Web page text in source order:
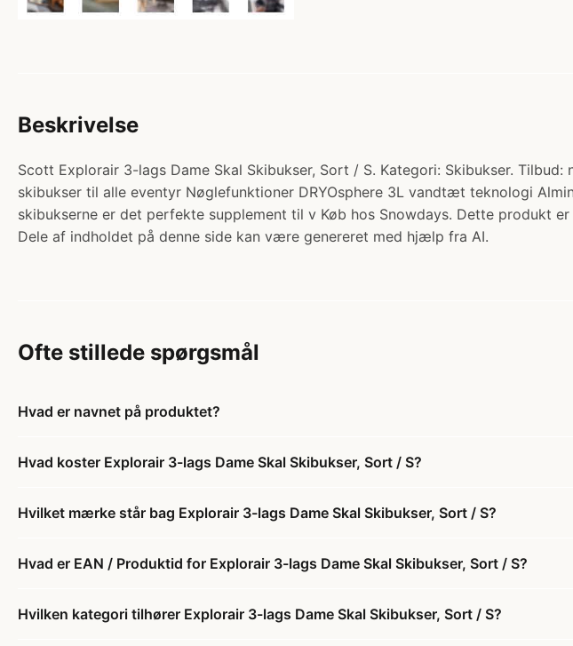
Beskrivelse
Scott Explorair 3-lags Dame Skal Skibukser, Sort / S. Kategori: Skibukser.
skibukser til alle eventyr Nøglefunktioner DRYOsphere 3L vandtæt teknologi
skibukserne er det perfekte supplement til v Køb hos Snowdays. Dette produkt
Dele af indholdet på denne side kan være genereret med hjælp fra AI.
Ofte stillede spørgsmål
Hvad er navnet på produktet?
Hvad koster Explorair 3-lags Dame Skal Skibukser, Sort / S?
Hvilket mærke står bag Explorair 3-lags Dame Skal Skibukser, Sort / S?
Hvad er EAN / Produktid for Explorair 3-lags Dame Skal Skibukser, Sort / S?
Hvilken kategori tilhører Explorair 3-lags Dame Skal Skibukser, Sort / S?